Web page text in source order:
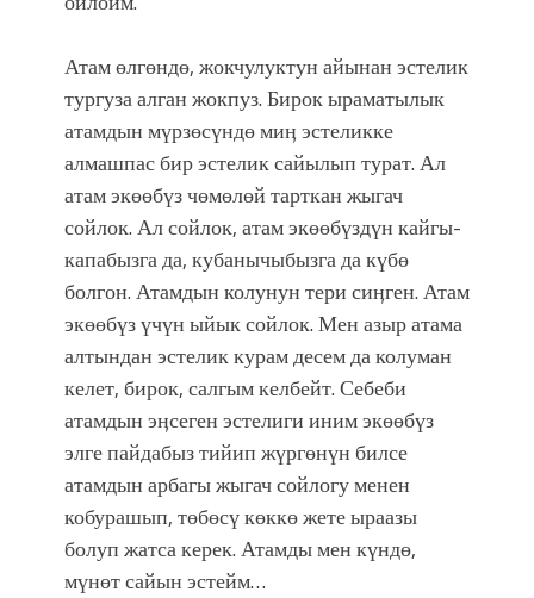
Атам өлгөндө, жокчулуктун айынан эстелик
тургуза алган жокпуз. Бирок ыраматылык
атамдын мүрзөсүндө миӊ эстеликке
алмашпас бир эстелик сайылып турат. Ал
атам экөөбүз чөмөлөй тарткан жыгач
сойлок. Ал сойлок, атам экөөбүздүн кайгы-
капабызга да, кубанычыбызга да күбө
болгон. Атамдын колунун тери сиӊген. Атам
экөөбүз үчүн ыйык сойлок. Мен азыр атама
алтындан эстелик курам десем да колуман
келет, бирок, салгым келбейт. Себеби
атамдын эӊсеген эстелиги иним экөөбүз
элге пайдабыз тийип жүргөнүн билсе
атамдын арбагы жыгач сойлогу менен
кобурашып, төбөсү көккө жете ыраазы
болуп жатса керек. Атамды мен күндө,
мүнөт сайын эстейм…